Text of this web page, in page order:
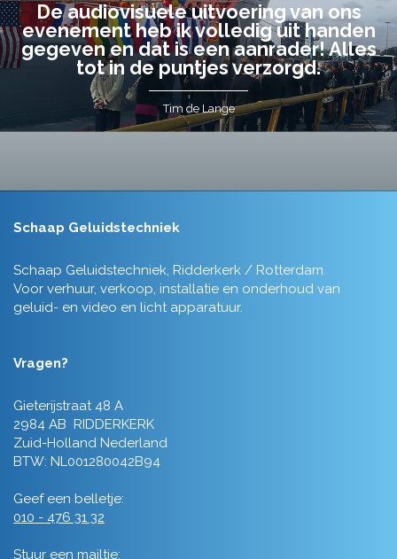
De audiovisuele uitvoering van ons
evenement heb ik volledig uit handen
gegeven en dat is een aanrader! Alles
tot in de puntjes verzorgd.
Tim de Lange
Schaap Geluidstechniek
Schaap Geluidstechniek, Ridderkerk / Rotterdam.
Voor verhuur, verkoop, installatie en onderhoud van
geluid- en video en licht apparatuur.
Vragen?
Gieterijstraat 48 A
2984 AB RIDDERKERK
Zuid-Holland Nederland
BTW: NL001280042B94
Geef een belletje:
010 - 476 31 32
Stuur een mailtje: